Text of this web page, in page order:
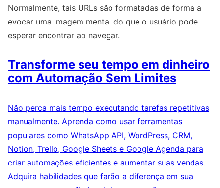
Normalmente, tais URLs são formatadas de forma a
evocar uma imagem mental do que o usuário pode
esperar encontrar ao navegar.
Transforme seu tempo em dinheiro
com Automação Sem Limites
Não perca mais tempo executando tarefas repetitivas
manualmente. Aprenda como usar ferramentas
populares como WhatsApp API, WordPress, CRM,
Notion, Trello, Google Sheets e Google Agenda para
criar automações eficientes e aumentar suas vendas.
Adquira habilidades que farão a diferença em sua